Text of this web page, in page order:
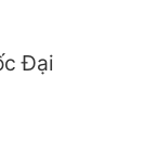
Đại